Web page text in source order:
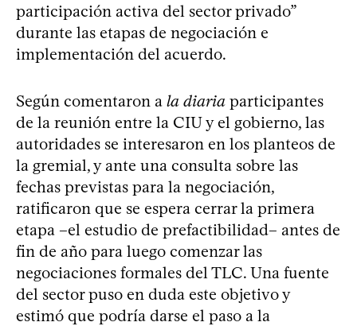
participación activa del sector privado”
durante las etapas de negociación e
implementación del acuerdo.
Según comentaron a la diaria participantes
de la reunión entre la CIU y el gobierno, las
autoridades se interesaron en los planteos de
la gremial, y ante una consulta sobre las
fechas previstas para la negociación,
ratificaron que se espera cerrar la primera
etapa –el estudio de prefactibilidad– antes de
fin de año para luego comenzar las
negociaciones formales del TLC. Una fuente
del sector puso en duda este objetivo y
estimó que podría darse el paso a la